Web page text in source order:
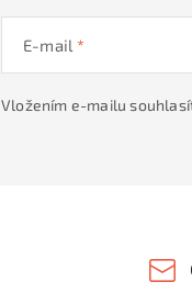
E-mail
Vložením e-mailu